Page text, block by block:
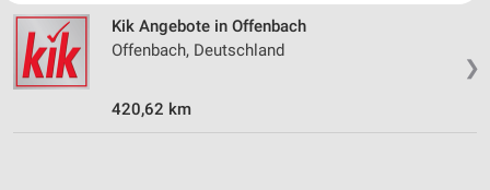
❯
Kik Angebote in Offenbach
Offenbach, Deutschland
420,62 km
Website/App.
Partnerliste anzeigen (1 IAB-Anbieter)
Wir nutzen Ihre Daten für folgende Zwecke:
IAB-Verarbeitungszwecke: